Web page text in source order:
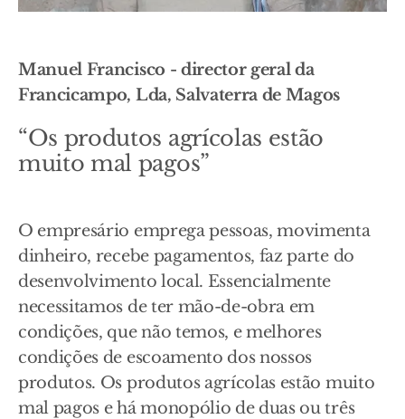
Manuel Francisco - director geral da
Francicampo, Lda, Salvaterra de Magos
“Os produtos agrícolas estão
muito mal pagos”
O empresário emprega pessoas, movimenta
dinheiro, recebe pagamentos, faz parte do
desenvolvimento local. Essencialmente
necessitamos de ter mão-de-obra em
condições, que não temos, e melhores
condições de escoamento dos nossos
produtos. Os produtos agrícolas estão muito
mal pagos e há monopólio de duas ou três